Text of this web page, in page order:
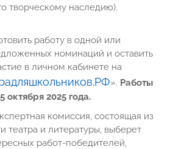
творческому наследию).
работу в одной или
номинаций и оставить
в личном кабинете на
». Работы
октября 2025 года.
комиссия, состоящая из
театра и литературы, выберет
работ-победителей,